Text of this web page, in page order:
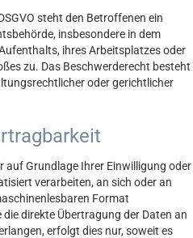
steht den Betroffenen ein
insbesondere in dem
ihres Arbeitsplatzes oder
zu. Das Beschwerderecht besteht
oder gerichtlicher
auf Grundlage Ihrer Einwilligung oder
verarbeiten, an sich oder an
Format
direkte Übertragung der Daten an
erfolgt dies nur, soweit es